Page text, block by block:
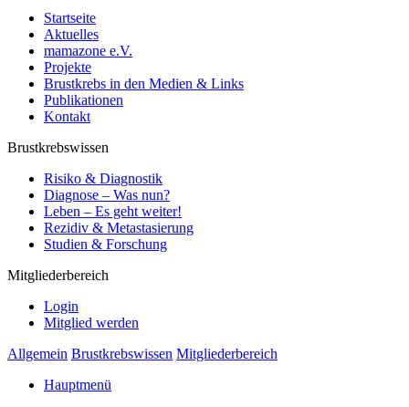
Startseite
Aktuelles
mamazone e.V.
Projekte
Brustkrebs in den Medien & Links
Publikationen
Kontakt
Brustkrebswissen
Risiko & Diagnostik
Diagnose – Was nun?
Leben – Es geht weiter!
Rezidiv & Metastasierung
Studien & Forschung
Mitgliederbereich
Login
Mitglied werden
Allgemein Brustkrebswissen Mitgliederbereich
Hauptmenü